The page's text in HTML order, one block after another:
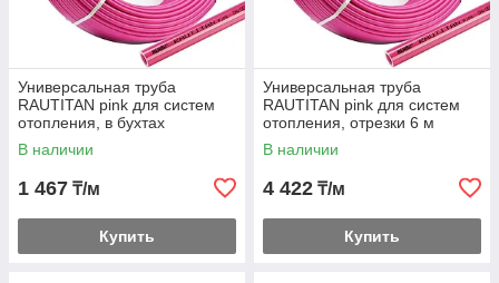
Универсальная труба
RAUTITAN pink для систем
отопления, в бухтах
В наличии
1 467 ₸/м
Купить
Универсальная труба
RAUTITAN pink для систем
отопления, отрезки 6 м
В наличии
4 422 ₸/м
Купить